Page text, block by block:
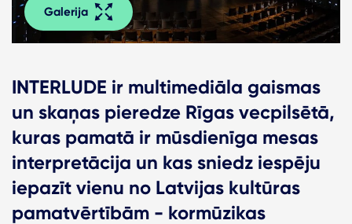
Galerija
INTERLUDE ir multimediāla gaismas
un skaņas pieredze Rīgas vecpilsētā,
kuras pamatā ir mūsdienīga mesas
interpretācija un kas sniedz iespēju
iepazīt vienu no Latvijas kultūras
pamatvērtībām - kormūzikas